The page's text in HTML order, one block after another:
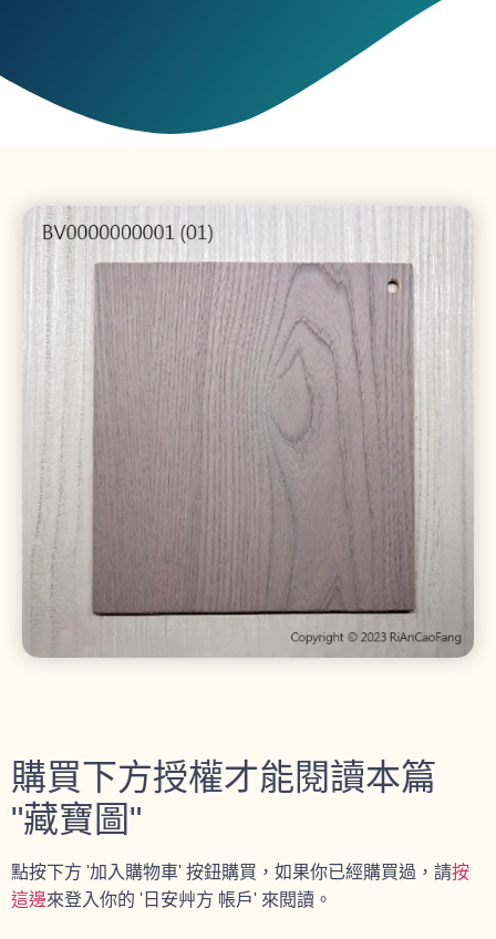
購買下方授權才能閱讀本篇
"藏寶圖"
點按下方 '加入購物車' 按鈕購買，如果你已經購買過，請按
這邊來登入你的 '日安艸方 帳戶' 來閱讀。